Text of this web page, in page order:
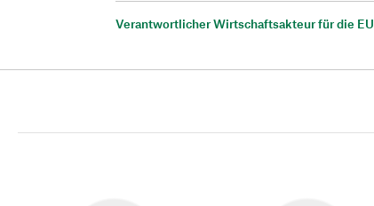
Verantwortlicher Wirtschaftsakteur für die EU